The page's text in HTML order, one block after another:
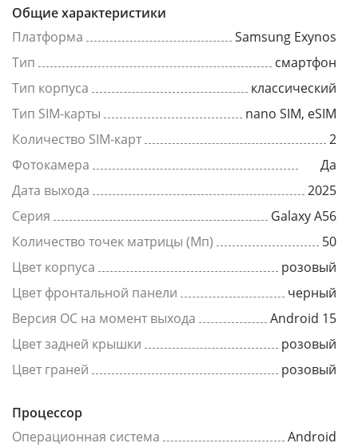
Общие характеристики
Платформа
Samsung Exynos
Тип
смартфон
Тип корпуса
классический
Тип SIM-карты
nano SIM, eSIM
Количество SIM-карт
2
Фотокамера
Да
Дата выхода
2025
Серия
Galaxy A56
Количество точек матрицы (Мп)
50
Цвет корпуса
розовый
Цвет фронтальной панели
черный
Версия ОС на момент выхода
Android 15
Цвет задней крышки
розовый
Цвет граней
розовый
Процессор
Операционная система
Android